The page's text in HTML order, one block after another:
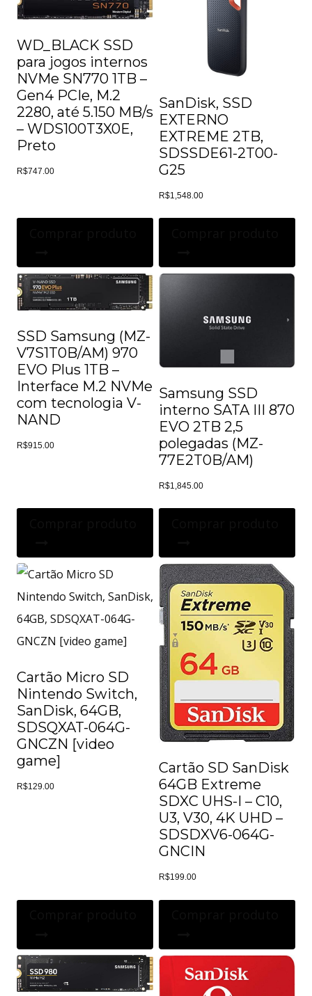
WD_BLACK SSD
para jogos internos
NVMe SN770 1TB –
Gen4 PCIe, M.2
2280, até 5.150 MB/s
– WDS100T3X0E,
Preto
R$747.00
SanDisk, SSD
EXTERNO
EXTREME 2TB,
SDSSDE61-2T00-
G25
R$1,548.00
SSD Samsung (MZ-
V7S1T0B/AM) 970
EVO Plus 1TB –
Interface M.2 NVMe
com tecnologia V-
NAND
R$915.00
Samsung SSD
interno SATA III 870
EVO 2TB 2,5
polegadas (MZ-
77E2T0B/AM)
R$1,845.00
Cartão Micro SD
Nintendo Switch,
SanDisk, 64GB,
SDSQXAT-064G-
GNCZN [video
game]
R$129.00
Cartão SD SanDisk
64GB Extreme
SDXC UHS-I – C10,
U3, V30, 4K UHD –
SDSDXV6-064G-
GNCIN
R$199.00